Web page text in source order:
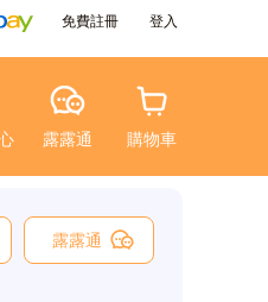
免費註冊 登入
露露通 購物車
露露通